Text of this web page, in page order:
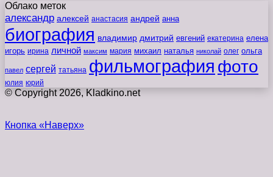
Облако меток
александр алексей анастасия андрей анна
биография владимир дмитрий евгений екатерина елена
игорь ирина личной максим мария михаил наталья николай олег ольга
павел сергей татьяна фильмография фото
юлия юрий
© Copyright 2026, Kladkino.net
Кнопка «Наверх»